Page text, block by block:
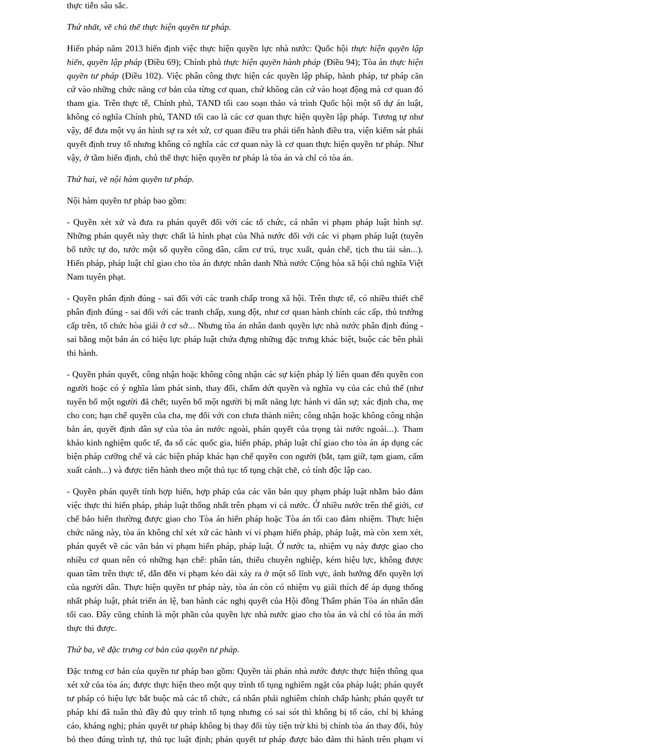
thực tiễn sâu sắc.
Thứ nhất, về chủ thể thực hiện quyền tư pháp.
Hiến pháp năm 2013 hiến định việc thực hiện quyền lực nhà nước: Quốc hội thực hiện quyền lập
hiến, quyền lập pháp(Điều 69); Chính phủthực hiện quyền hành pháp (Điều 94); Tòa án thực hiện
quyền tư pháp (Điều 102). Việc phân công thực hiện các quyền lập pháp, hành pháp, tư pháp căn
cứ vào những chức năng cơ bản của từng cơ quan, chứ không căn cứ vào hoạt động mà cơ quan đó
tham gia. Trên thực tế, Chính phủ, TAND tối cao soạn thảo và trình Quốc hội một số dự án luật,
không có nghĩa Chính phủ, TAND tối cao là các cơ quan thực hiện quyền lập pháp. Tương tự như
vậy, để đưa một vụ án hình sự ra xét xử, cơ quan điều tra phải tiến hành điều tra, viện kiểm sát phải
quyết định truy tố nhưng không có nghĩa các cơ quan này là cơ quan thực hiện quyền tư pháp. Như
vậy, ở tầm hiến định, chủ thể thực hiện quyền tư pháp là tòa án và chỉ có tòa án.
Thứ hai, về nội hàm quyền tư pháp.
Nội hàm quyền tư pháp bao gồm:
- Quyền xét xử và đưa ra phán quyết đối với các tổ chức, cá nhân vi phạm pháp luật hình sự.
Những phán quyết này thực chất là hình phạt của Nhà nước đối với các vi phạm pháp luật (tuyên
bố tước tự do, tước một số quyền công dân, cấm cư trú, trục xuất, quản chế, tịch thu tài sản...).
Hiến pháp, pháp luật chỉ giao cho tòa án được nhân danh Nhà nước Cộng hòa xã hội chủ nghĩa Việt
Nam tuyên phạt.
- Quyền phân định đúng - sai đối với các tranh chấp trong xã hội. Trên thực tế, có nhiều thiết chế
phân định đúng - sai đối với các tranh chấp, xung đột, như cơ quan hành chính các cấp, thủ trưởng
cấp trên, tổ chức hòa giải ở cơ sở... Nhưng tòa án nhân danh quyền lực nhà nước phân định đúng -
sai bằng một bản án có hiệu lực pháp luật chứa đựng những đặc trưng khác biệt, buộc các bên phải
thi hành.
- Quyền phán quyết, công nhận hoặc không công nhận các sự kiện pháp lý liên quan đến quyền con
người hoặc có ý nghĩa làm phát sinh, thay đổi, chấm dứt quyền và nghĩa vụ của các chủ thể (như
tuyên bố một người đã chết; tuyên bố một người bị mất năng lực hành vi dân sự; xác định cha, mẹ
cho con; hạn chế quyền của cha, mẹ đối với con chưa thành niên; công nhận hoặc không công nhận
bản án, quyết định dân sự của tòa án nước ngoài, phán quyết của trọng tài nước ngoài...). Tham
khảo kinh nghiệm quốc tế, đa số các quốc gia, hiến pháp, pháp luật chỉ giao cho tòa án áp dụng các
biện pháp cưỡng chế và các biện pháp khác hạn chế quyền con người (bắt, tạm giữ, tạm giam, cấm
xuất cảnh...) và được tiến hành theo một thủ tục tố tụng chặt chẽ, có tính độc lập cao.
- Quyền phán quyết tính hợp hiến, hợp pháp của các văn bản quy phạm pháp luật nhằm bảo đảm
việc thực thi hiến pháp, pháp luật thống nhất trên phạm vi cả nước. Ở nhiều nước trên thế giới, cơ
chế bảo hiến thường được giao cho Tòa án hiến pháp hoặc Tòa án tối cao đảm nhiệm. Thực hiện
chức năng này, tòa án không chỉ xét xử các hành vi vi phạm hiến pháp, pháp luật, mà còn xem xét,
phán quyết về các văn bản vi phạm hiến pháp, pháp luật. Ở nước ta, nhiệm vụ này được giao cho
nhiều cơ quan nên có những hạn chế: phân tán, thiếu chuyên nghiệp, kém hiệu lực, không được
quan tâm trên thực tế, dẫn đến vi phạm kéo dài xảy ra ở một số lĩnh vực, ảnh hưởng đến quyền lợi
của người dân. Thực hiện quyền tư pháp này, tòa án còn có nhiệm vụ giải thích để áp dụng thống
nhất pháp luật, phát triển án lệ, ban hành các nghị quyết của Hội đồng Thẩm phán Tòa án nhân dân
tối cao. Đây cũng chính là một phần của quyền lực nhà nước giao cho tòa án và chỉ có tòa án mới
thực thi được.
Thứ ba, về đặc trưng cơ bản của quyền tư pháp.
Đặc trưng cơ bản của quyền tư pháp bao gồm: Quyền tài phán nhà nước được thực hiện thông qua
xét xử của tòa án; được thực hiện theo một quy trình tố tụng nghiêm ngặt của pháp luật; phán quyết
tư pháp có hiệu lực bắt buộc mà các tổ chức, cá nhân phải nghiêm chỉnh chấp hành; phán quyết tư
pháp khi đã tuân thủ đầy đủ quy trình tố tụng nhưng có sai sót thì không bị tố cáo, chỉ bị kháng
cáo, kháng nghị; phán quyết tư pháp không bị thay đổi tùy tiện trừ khi bị chính tòa án thay đổi, hủy
bỏ theo đúng trình tự, thủ tục luật định; phán quyết tư pháp được bảo đảm thi hành trên phạm vi